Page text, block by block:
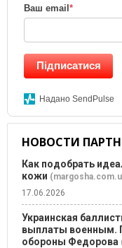
Ваш email *
Підписатися
Надано SendPulse
НОВОСТИ
Как подобрать
кожи
17.06.2026
Украинская
выплаты военным.
обороны Федорова